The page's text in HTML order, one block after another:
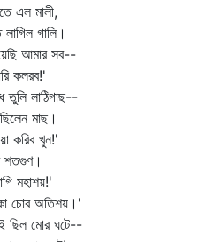
এল মালী,
গালি।
আমার সব--
কলরব!'
তুলি লাঠিগাছ--
মাছ।
করিব খুন!'
শতগুণ।
মহাশয়!'
চোর অতিশয়।'
ছিল মোর ঘটে--